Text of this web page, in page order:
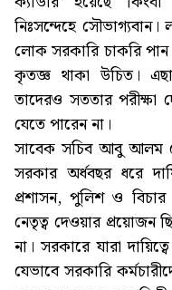
নিঃসন্দেহে সৌভাগ্যবান।
লোক সরকারি চাকরি
কৃতজ্ঞ থাকা উচিত।
তাদেরও সততার পরীক্ষা
যেতে পারেন না।
সাবেক সচিব আবু আলম
সরকার অর্ধবছর ধরে
প্রশাসন, পুলিশ ও
নেতৃত্ব দেওয়ার প্রয়োজন
না। সরকারে যারা
যেভাবে সরকারি